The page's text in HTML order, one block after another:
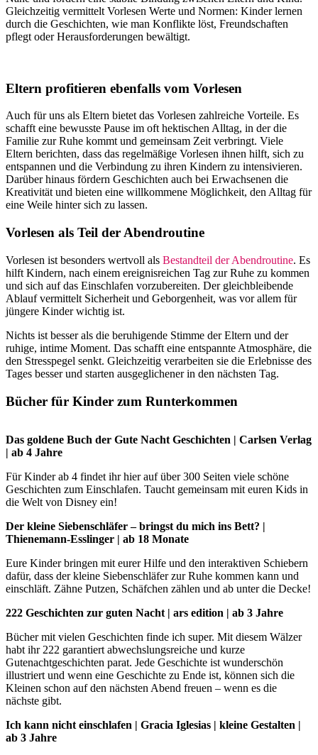
Gleichzeitig vermittelt Vorlesen Werte und Normen: Kinder lernen
durch die Geschichten, wie man Konflikte löst, Freundschaften
pflegt oder Herausforderungen bewältigt.
Eltern profitieren ebenfalls vom Vorlesen
Auch für uns als Eltern bietet das Vorlesen zahlreiche Vorteile. Es
schafft eine bewusste Pause im oft hektischen Alltag, in der die
Familie zur Ruhe kommt und gemeinsam Zeit verbringt. Viele
Eltern berichten, dass das regelmäßige Vorlesen ihnen hilft, sich zu
entspannen und die Verbindung zu ihren Kindern zu intensivieren.
Darüber hinaus fördern Geschichten auch bei Erwachsenen die
Kreativität und bieten eine willkommene Möglichkeit, den Alltag für
eine Weile hinter sich zu lassen.
Vorlesen als Teil der Abendroutine
Vorlesen ist besonders wertvoll als Bestandteil der Abendroutine. Es
hilft Kindern, nach einem ereignisreichen Tag zur Ruhe zu kommen
und sich auf das Einschlafen vorzubereiten. Der gleichbleibende
Ablauf vermittelt Sicherheit und Geborgenheit, was vor allem für
jüngere Kinder wichtig ist.
Nichts ist besser als die beruhigende Stimme der Eltern und der
ruhige, intime Moment. Das schafft eine entspannte Atmosphäre, die
den Stresspegel senkt. Gleichzeitig verarbeiten sie die Erlebnisse des
Tages besser und starten ausgeglichener in den nächsten Tag.
Bücher für Kinder zum Runterkommen
Das goldene Buch der Gute Nacht Geschichten | Carlsen Verlag
| ab 4 Jahre
Für Kinder ab 4 findet ihr hier auf über 300 Seiten viele schöne
Geschichten zum Einschlafen. Taucht gemeinsam mit euren Kids in
die Welt von Disney ein!
Der kleine Siebenschläfer – bringst du mich ins Bett? |
Thienemann-Esslinger | ab 18 Monate
Eure Kinder bringen mit eurer Hilfe und den interaktiven Schiebern
dafür, dass der kleine Siebenschläfer zur Ruhe kommen kann und
einschläft. Zähne Putzen, Schäfchen zählen und ab unter die Decke!
222 Geschichten zur guten Nacht | ars edition | ab 3 Jahre
Bücher mit vielen Geschichten finde ich super. Mit diesem Wälzer
habt ihr 222 garantiert abwechslungsreiche und kurze
Gutenachtgeschichten parat. Jede Geschichte ist wunderschön
illustriert und wenn eine Geschichte zu Ende ist, können sich die
Kleinen schon auf den nächsten Abend freuen – wenn es die
nächste gibt.
Ich kann nicht einschlafen | Gracia Iglesias | kleine Gestalten |
ab 3 Jahre